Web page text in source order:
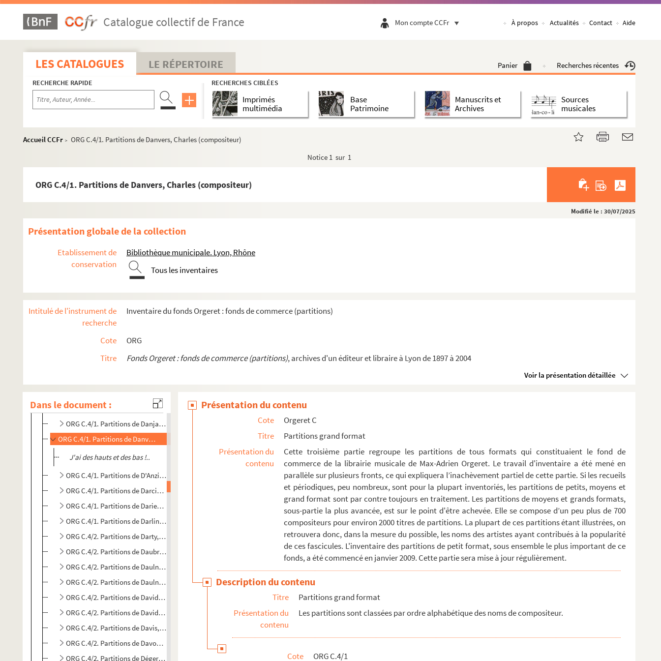
Catalogue collectif de France Mon compte CCFr À propos Actualités Contact Aide
LES CATALOGUES LE RÉPERTOIRE Panier Recherches récentes
RECHERCHE RAPIDE RECHERCHES CIBLÉES
Imprimés
multimédia
Base
Patrimoine
Manuscrits et
Archives
Sources
musicales
Accueil CCFr > ORG C.4/1. Partitions de Danvers, Charles (compositeur)
Notice 1 sur 1
ORG C.4/1. Partitions de Danvers, Charles (compositeur)
Modifié le : 30/07/2025
Présentation globale de la collection
Etablissement de
conservation
Bibliothèque municipale. Lyon, Rhône
Tous les inventaires
Intitulé de l'instrument de
recherche
Inventaire du fonds Orgeret : fonds de commerce (partitions)
Cote
ORG
Titre
Fonds Orgeret : fonds de commerce (partitions), archives d'un éditeur et libraire à Lyon de 1897 à 2004
Voir la présentation détaillée
Dans le document :
ORG C.3/2. Partitions de Clavet, A. (compositeur)
ORG C.3/3. Partitions de Codini, Pierre (compositeur)
ORG C.3/4. Partitions de Coedés, Auguste-Charles, 1835-1884 (compositeur)
ORG C.3/4. Partitions de Collin, Lucien (compositeur)
ORG C.3/4. Partitions de Colo-Bonnet (compositeur)
ORG C.3/4. Partitions de Colomb, André (compositeur)
ORG C.3/4. Partitions de Combret, Camille (compositeur)
ORG C.3/4. Partitions de Coppini, F. (compositeur)
ORG C.3/4. Partitions de Corbeau, Félix (compositeur)
ORG C.3/5. Partitions de Costa, P. Mario (compositeur)
ORG C.3/5. Partitions de Coullon-Broisat, H. (compositeur)
ORG C.3/5. Partitions de Couturier, Félicia (compositrice)
ORG C.3/5. Partitions de Coward, Noël, 1899-1973 (compositeur)
ORG C.3/5. Partitions de Cuconato, Raffaelo (compositeur)
ORG C.4/1. Partitions de Damaré, E., 1840-1919 (compositeur)
ORG C.4/1. Partitions de Daniderff, Léo, 1878-1943 (compositeur)
ORG C.4/1. Partitions de Danjaume, Ferdinand, 18..-1942 (compositeur)
ORG C.4/1. Partitions de Danvers, Charles (compositeur)
J'ai des hauts et des bas !..
ORG C.4/1. Partitions de D'Anzi, Giovanni, 1906-1974 (compositeur)
ORG C.4/1. Partitions de Darcieux, Francisque, 1800-1951 (compositeur)
ORG C.4/1. Partitions de Darien, J. (compositeur)
ORG C.4/1. Partitions de Darling, Erik, 1933-2008 (compositeur)
ORG C.4/2. Partitions de Darty, Paulette, 1871-1939 (compositrice)
ORG C.4/2. Partitions de Daubry, Paul (compositeur)
ORG C.4/2. Partitions de Daulnay, E. (compositeur)
ORG C.4/2. Partitions de Daulnay, Eug. (compositeur)
ORG C.4/2. Partitions de David, Gaston (compositeur)
ORG C.4/2. Partitions de David, Henri (compositeur)
ORG C.4/2. Partitions de Davis, Jeff, 19..-1977 (compositeur)
ORG C.4/2. Partitions de Davon, Jean, 19..?-1977 (compositeur)
ORG C.4/2. Partitions de Dégerine, Emile (compositeur)
Présentation du contenu
Cote
Orgeret C
Titre
Partitions grand format
Présentation du
contenu
Cette troisième partie regroupe les partitions de tous formats qui constituaient le fond de
commerce de la librairie musicale de Max-Adrien Orgeret. Le travail d'inventaire a été mené en
parallèle sur plusieurs fronts, ce qui expliquera l’inachèvement partiel de cette partie. Si les recueils
et périodiques, peu nombreux, sont pour la plupart inventoriés, les partitions de petits, moyens et
grand format sont par contre toujours en traitement. Les partitions de moyens et grands formats,
sous-partie la plus avancée, est sur le point d'être achevée. Elle se compose d’un peu plus de 700
compositeurs pour environ 2000 titres de partitions. La plupart de ces partitions étant illustrées, on
retrouvera donc, dans la mesure du possible, les noms des artistes ayant contribués à la popularité
de ces fascicules. L'inventaire des partitions de petit format, sous ensemble le plus important de ce
fonds, a été commencé en janvier 2009. Cette partie sera mise à jour régulièrement.
Description du contenu
Titre
Partitions grand format
Présentation du
contenu
Les partitions sont classées par ordre alphabétique des noms de compositeur.
Cote ORG C.4/1